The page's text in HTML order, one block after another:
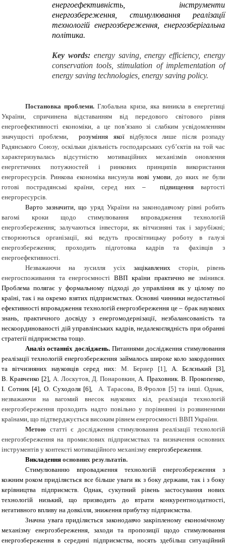
енергоефективність, інструменти
енергозбереження, стимулювання реалізації
технологій енергозбереження, енергозберігальна
політика.
Key words:energy saving, energy efficiency, energy
conservation tools, stimulation of implementation of
energy saving technologies, energy saving policy.
Постановка проблеми. Глобальна криза, яка виникла в енергетиці
України, спричинена відставанням від передового світового рівня
енергоефективності економіки, а це пов’язано зі слабким усвідомленням
значущості проблеми, розуміння якої відбулося лише після розпаду
Радянського Союзу, оскільки діяльність господарських суб’єктів на той час
характеризувалась відсутністю мотиваційних механізмів оновлення
енергетичних потужностей і ринкових принципів використання
енергоресурсів. Ринкова економіка висунуланові умови, до яких не були
готові пострадянські країни, серед них – підвищення вартості
енергоресурсів.
Варто зазначити, що уряд України на законодавчому рівні робить
вагомі кроки щодо стимулювання впровадження технологій
енергозбереження; залучаються інвестори, як вітчизняні так і зарубіжні;
створюються організації, які ведуть просвітницьку роботу в галузі
енергозбереження; проходить підготовка кадрів та фахівців з
енергоефективності.
Незважаючи на зусилля усіх зацікавлених сторін, рівень
енергоспоживання та енергоємностіВВП країни практично не змінився.
Проблема полягає у формальному підході до управління як у цілому по
країні, так і на окремо взятих підприємствах. Основні чинники недостатньої
ефективності впровадження технологій енергозбереження це – брак наукових
знань, практичного досвіду з енергомодернізації, незбалансованість та
нескоординованості дій управлінських кадрів, недалекоглядність при обранні
стратегії підприємства тощо.
Аналіз останніх досліджень.Питаннями дослідження стимулювання
реалізації технологій енергозбереження займалось широке коло закордонних
та вітчизняних науковців серед них: М. Бернер [1], А. Бєлєнький [3],
В. Кравченко [2], А. Лоскутов, Д. Понаровкин,А. Праховник. В.Прокопенко,
І. Сотник[4], О. Суходоля[6], А. Тарасова, В.Фролов [5]та інші. Однак,
незважаючи на вагомий внесок наукових кіл, реалізація технологій
енергозбереження проходить надто повільно у порівнянні із розвиненими
країнами, що підтверджується високим рівнем енергоємності ВВП України.
Метою статті є дослідження стимулювання реалізації технологій
енергозбереження на промислових підприємствах та визначення основних
інструментів у контексті мотиваційного механізму енергозбереження.
Викладення основних результатів.
Стимулюванню впровадження технологій енергозбереження з
кожним роком приділяється все більше уваги як з боку держави, так і з боку
керівництва підприємств. Однак, сукупний рівень застосування нових
технологій низький, що призводить до втрати конкурентноздатності,
негативного впливу на довкілля, зниження прибутку підприємства.
Значна увага приділяється законодавчо закріпленому економічному
механізму енергозбереження, заходи та пропозиції щодо стимулювання
енергозбереження в середині підприємства, носять здебільш ситуаційний